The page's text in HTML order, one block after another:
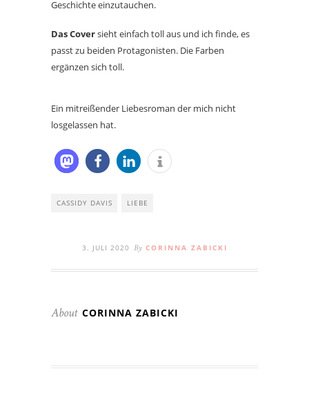
Geschichte einzutauchen.
Das Coversieht einfach toll aus und ich finde, es
passt zu beiden Protagonisten. Die Farben
ergänzen sich toll.
Ein mitreißender Liebesroman der mich nicht
losgelassen hat.
CASSIDY DAVIS LIEBE
3. JULI 2020 By CORINNA ZABICKI
About CORINNA ZABICKI